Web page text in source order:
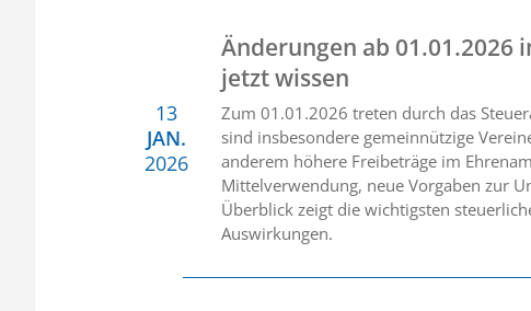
13
JAN.
2026
Änderungen ab 01.01.2026
jetzt wissen
Zum 01.01.2026 treten durch das
sind insbesondere gemeinnützige
anderem höhere Freibeträge im
Mittelverwendung, neue Vorgaben zur
Überblick zeigt die wichtigsten
Auswirkungen.